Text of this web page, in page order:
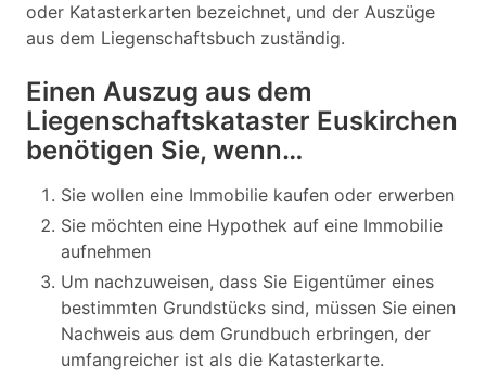
oder Katasterkarten bezeichnet, und der Auszüge
aus dem Liegenschaftsbuch zuständig.
Einen Auszug aus dem
Liegenschaftskataster Euskirchen
benötigen Sie, wenn…
Sie wollen eine Immobilie kaufen oder erwerben
Sie möchten eine Hypothek auf eine Immobilie
aufnehmen
Um nachzuweisen, dass Sie Eigentümer eines
bestimmten Grundstücks sind, müssen Sie einen
Nachweis aus dem Grundbuch erbringen, der
umfangreicher ist als die Katasterkarte.